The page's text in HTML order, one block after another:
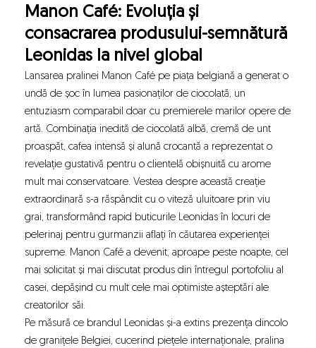
Manon Café: Evoluția și
consacrarea produsului-semnătură
Leonidas la nivel global
Lansarea pralinei Manon Café pe piața belgiană a generat o
undă de șoc în lumea pasionaților de ciocolată, un
entuziasm comparabil doar cu premierele marilor opere de
artă. Combinația inedită de ciocolată albă, cremă de unt
proaspăt, cafea intensă și alună crocantă a reprezentat o
revelație gustativă pentru o clientelă obișnuită cu arome
mult mai conservatoare. Vestea despre această creație
extraordinară s-a răspândit cu o viteză uluitoare prin viu
grai, transformând rapid buticurile Leonidas în locuri de
pelerinaj pentru gurmanzii aflați în căutarea experienței
supreme. Manon Café a devenit, aproape peste noapte, cel
mai solicitat și mai discutat produs din întregul portofoliu al
casei, depășind cu mult cele mai optimiste așteptări ale
creatorilor săi.
Pe măsură ce brandul Leonidas și-a extins prezența dincolo
de granițele Belgiei, cucerind piețele internaționale, pralina